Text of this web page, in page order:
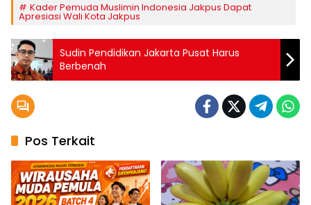
Kader Pemuda Muslimin Indonesia Jakpus Dapat
Apresiasi Wali Kota Jakpus
Sudin Pendidikan Jakarta Pusat Harus
Berbenah
Pos Terkait